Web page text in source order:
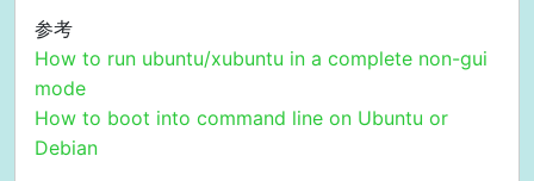
参考
How to run ubuntu/xubuntu in a complete non-gui
mode
How to boot into command line on Ubuntu or
Debian